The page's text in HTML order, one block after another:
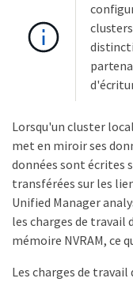
Lorsqu'un cluster
met en miroir ses
données sont écrites
transférées sur les
Unified Manager
les charges de
mémoire NVRAM, ce
Les charges de